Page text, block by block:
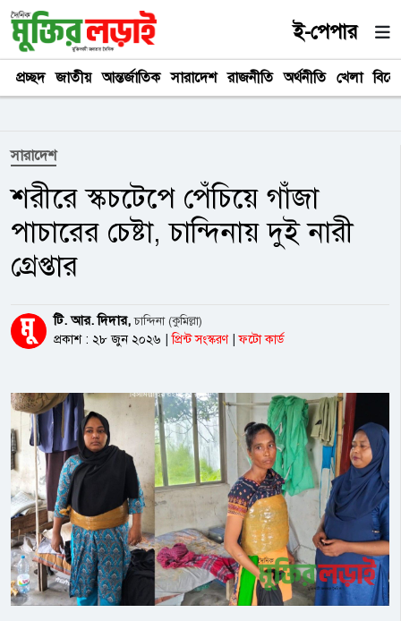
ই-পেপার
প্রচ্ছদ জাতীয় আন্তর্জাতিক সারাদেশ রাজনীতি অর্থনীতি খেলা
সারাদেশ
শরীরে স্কচটেপে পেঁচিয়ে গাঁজা
পাচারের চেষ্টা, চান্দিনায় দুই নারী
গ্রেপ্তার
টি. আর. দিদার,চান্দিনা (কুমিল্লা)
প্রকাশ : ২৮ জুন ২০২৬
প্রিন্ট সংস্করণ ফটো কার্ড